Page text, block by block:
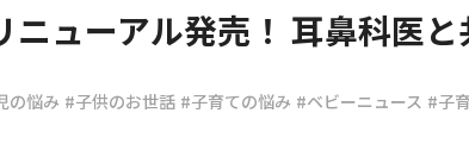
ニューアル発売！ 耳鼻科医
の悩み #子供のお世話 #子育ての悩み #ベビーニュース #子